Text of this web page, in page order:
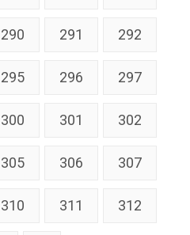
290 291 292
295 296 297
300 301 302
305 306 307
310 311 312